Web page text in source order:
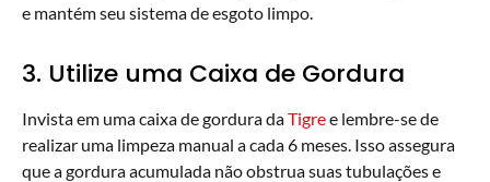
e mantém seu sistema de esgoto limpo.
3. Utilize uma Caixa de Gordura
Invista em uma caixa de gordura daTigree lembre-se de
realizar uma limpeza manual a cada 6 meses. Isso assegura
que a gordura acumulada não obstrua suas tubulações e